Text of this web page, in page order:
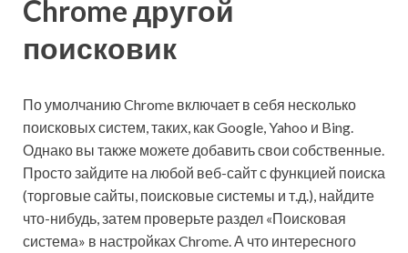
Chrome другой
поисковик
По умолчанию Chrome включает в себя несколько
поисковых систем, таких, как Google, Yahoo и Bing.
Однако вы также можете добавить свои собственные.
Просто зайдите на любой веб-сайт с функцией поиска
(торговые сайты, поисковые системы и т.д.), найдите
что-нибудь, затем проверьте раздел «Поисковая
система» в настройках Chrome. А что интересного